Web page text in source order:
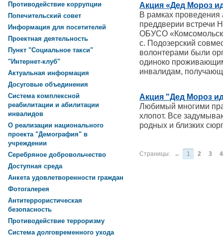
Акция «Дед Мороз
В рамках
преддверии встречи
ОБУСО
с. Подозерский
волонтерами были
одиноко
инвалидам,
Акция "Дед Мороз
Любимый многими
хлопот. Все
родных и близких
Страницы: ← 1 2 3 4
Противодействие коррупции
Попечительский совет
Информация для посетителей
Проектная деятельность
Пункт "Социальное такси"
"Интернет-клуб"
Актуальная информация
Досуговые объединения
Система комплексной
реабилитации и абилитации
инвалидов
О реализации национального
проекта "Демография" в
учреждении
Серебряное добровольчество
Доступная среда
Анкета удовлетворенности граждан
Фотогалерея
Антитеррористическая
безопасность
Противодействие терроризму
Система долговременного ухода